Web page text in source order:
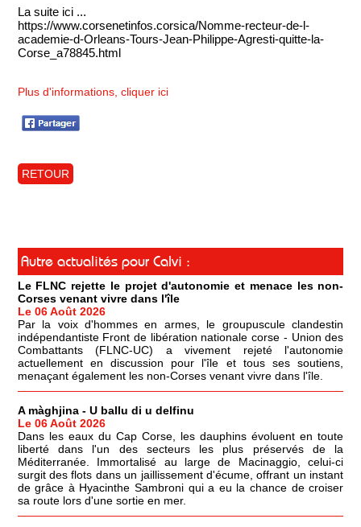
La suite ici ...
https://www.corsenetinfos.corsica/Nomme-recteur-de-l-
academie-d-Orleans-Tours-Jean-Philippe-Agresti-quitte-la-
Corse_a78845.html
Plus d'informations, cliquer ici
RETOUR
Autre actualités pour Calvi :
Le FLNC rejette le projet d'autonomie et menace les non-
Corses venant vivre dans l'île
Le 06 Août 2026
Par la voix d'hommes en armes, le groupuscule clandestin
indépendantiste Front de libération nationale corse - Union des
Combattants (FLNC-UC) a vivement rejeté l'autonomie
actuellement en discussion pour l'île et tous ses soutiens,
menaçant également les non-Corses venant vivre dans l'île.
A màghjina - U ballu di u delfinu
Le 06 Août 2026
Dans les eaux du Cap Corse, les dauphins évoluent en toute
liberté dans l'un des secteurs les plus préservés de la
Méditerranée. Immortalisé au large de Macinaggio, celui-ci
surgit des flots dans un jaillissement d'écume, offrant un instant
de grâce à Hyacinthe Sambroni qui a eu la chance de croiser
sa route lors d'une sortie en mer.